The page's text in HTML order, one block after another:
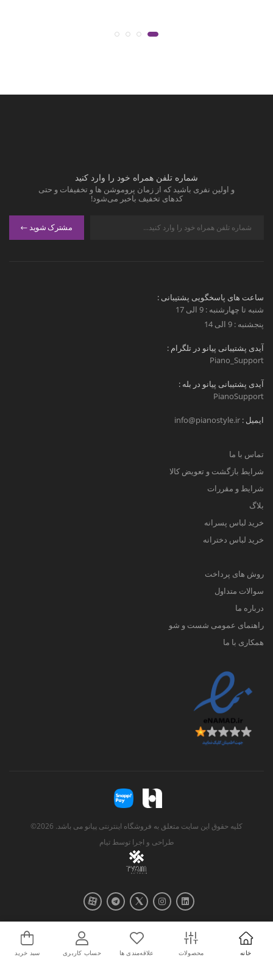
شماره تلفن همراه خود را وارد کنید
و اولین نفری باشید که از زمان پروموشن ها و تخفیفات و حتی
کدهای تخفیف باخبر می‌شود!
مشترک شوید
ساعت های پاسخگویی پشتیبانی :
شنبه تا چهارشنبه : 9 الی 17
پنجشنبه : 9 الی 14
آیدی پشتیبانی پیانو در تلگرام :
Piano_Support
آیدی پشتیبانی پیانو در بله :
PianoSupport
ایمیل : info@pianostyle.ir
تماس با ما
شرایط بازگشت و تعویض کالا
شرایط و مقررات
بلاگ
خرید لباس پسرانه
خرید لباس دخترانه
روش های پرداخت
سوالات متداول
درباره ما
راهنمای عمومی شست و شو
همکاری با ما
کلیه حقوق این سایت متعلق به فروشگاه اینترنتی پیانو می باشد. 2026©
طراحی و اجرا توسطتیام
خانه محصولات علاقه‌مندی ها حساب کاربری سبد خرید